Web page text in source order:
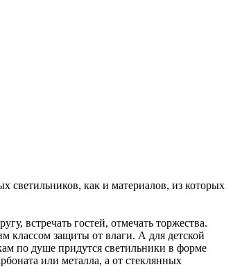
светильников, как и материалов, из которых
встречать гостей, отмечать торжества.
классом защиты от влаги. А для детской
по душе придутся светильники в форме
или металла, а от стеклянных